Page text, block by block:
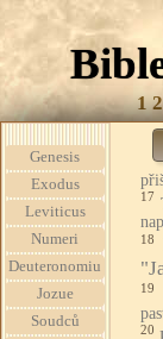
1 2
Genesis
Exodus
Leviticus
Numeri
Deuteronomiu
Jozue
Soudců
17
18
19
20